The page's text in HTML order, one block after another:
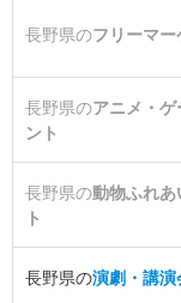
長野県のフリーマー
長野県のアニメ・
ント
長野県の動物ふれあ
ト
長野県の演劇・講演